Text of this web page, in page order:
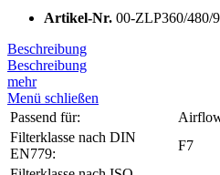
Artikel-Nr. 00-ZLP360/480/
Beschreibung
Beschreibung
mehr
Menü schließen
Passend für:
Filterklasse nach DIN
EN779:
F7